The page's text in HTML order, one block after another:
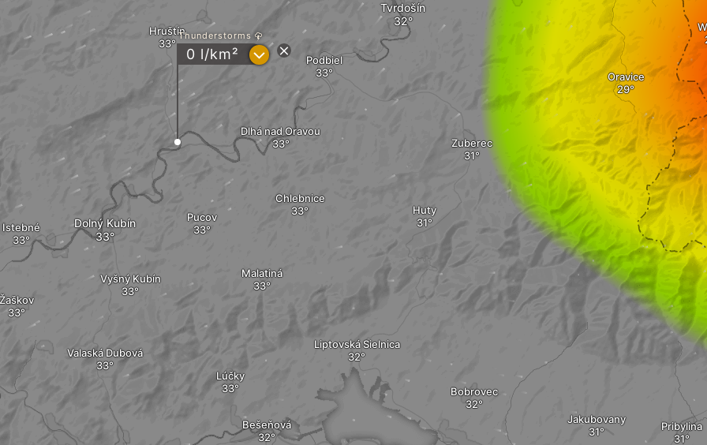
Vyšný Kubín
Istebné
Žaškov
Dolný Kubín Pucov
Malatiná
Chlebnice
Dlhá nad Oravou
Podbiel
Hruštín
Valaská Dubová
Lúčky
Bešeňová
Huty
Zuberec
Tvrdošín
Liptovská Sielnica
Bobrovec
Oravice
Jakubovany
Pribylina
Thunderstorms
0 l/km² ?